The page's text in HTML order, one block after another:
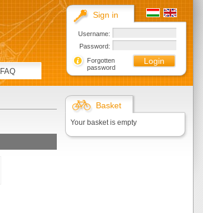
Basket
Your basket is empty
Sign in
Username:
Password:
Forgotten
password
FAQ